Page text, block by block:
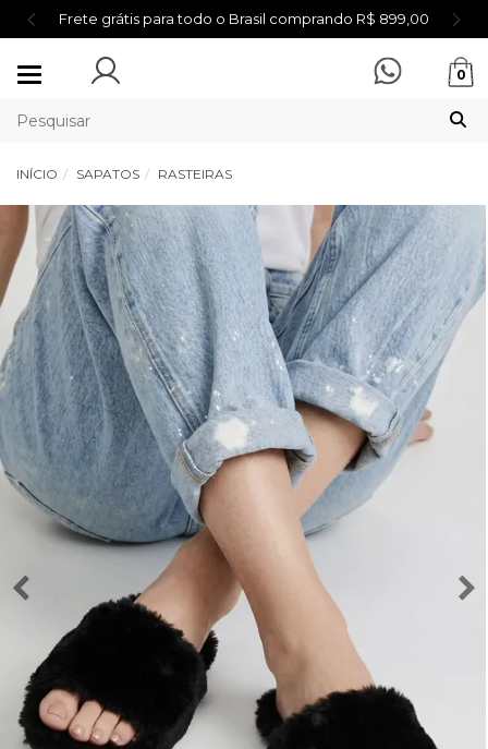
Frete grátis para todo o Brasil comprando R$ 899,00
Mudar
0
INÍCIO SAPATOS RASTEIRAS